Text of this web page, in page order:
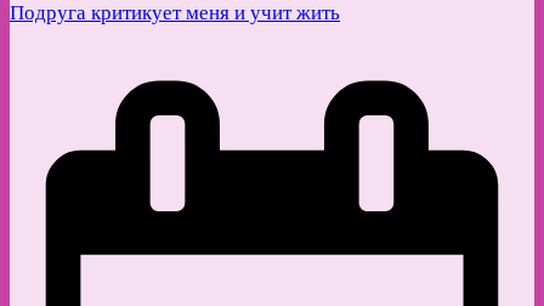
Подруга критикует меня и учит жить